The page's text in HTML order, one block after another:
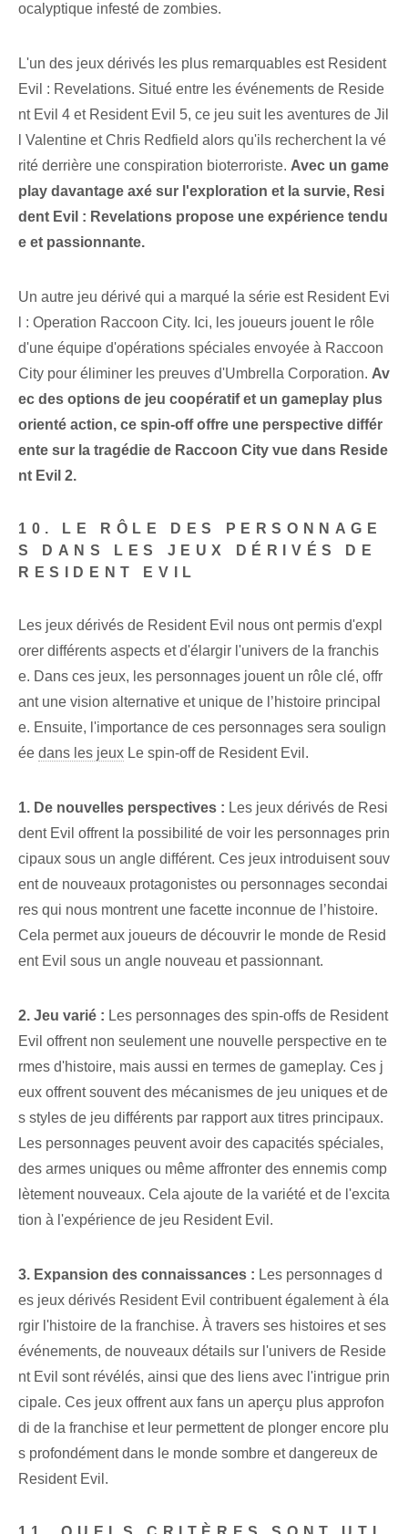
ocalyptique infesté de zombies.
L'un des jeux dérivés les plus remarquables est Resident
Evil : Revelations. Situé entre les événements de Reside
nt Evil 4 et Resident Evil 5, ce jeu suit les aventures de Jil
l Valentine et Chris Redfield alors qu'ils recherchent la vé
rité derrière une conspiration bioterroriste. Avec un game
play davantage axé sur l'exploration et la survie, Resi
dent Evil : Revelations propose une expérience tendu
e et passionnante.
Un autre jeu dérivé qui a marqué la série est Resident Evi
l : Operation Raccoon City. Ici, les joueurs jouent le rôle
d'une équipe d'opérations spéciales envoyée à Raccoon
City pour éliminer les preuves d'Umbrella Corporation. Av
ec des options de jeu coopératif et un gameplay plus
orienté action, ce spin-off offre une perspective différ
ente sur la tragédie de Raccoon City vue dans Reside
nt Evil 2.
10. LE RÔLE DES PERSONNAGE
S DANS LES JEUX DÉRIVÉS DE
RESIDENT EVIL
Les jeux dérivés de Resident Evil nous ont permis d'expl
orer différents aspects et d'élargir l'univers de la franchis
e. Dans ces jeux, les personnages jouent un rôle clé, offr
ant une vision alternative et unique de l’histoire principal
e. Ensuite, l'importance de ces personnages sera soulign
ée dans les jeux Le spin-off de Resident Evil.
1. De nouvelles perspectives : Les jeux dérivés de Resi
dent Evil offrent la possibilité de voir les personnages prin
cipaux sous un angle différent. Ces jeux introduisent souv
ent de nouveaux protagonistes ou personnages secondai
res qui nous montrent une facette inconnue de l’histoire.
Cela permet aux joueurs de découvrir le monde de Resid
ent Evil sous un angle nouveau et passionnant.
2. Jeu varié : Les personnages des spin-offs de Resident
Evil offrent non seulement une nouvelle perspective en te
rmes d'histoire, mais aussi en termes de gameplay. Ces j
eux offrent souvent des mécanismes de jeu uniques et de
s styles de jeu différents par rapport aux titres principaux.
Les personnages peuvent avoir des capacités spéciales,
des armes uniques ou même affronter des ennemis comp
lètement nouveaux. Cela ajoute de la variété et de l'excita
tion à l'expérience de jeu Resident Evil.
3. Expansion des connaissances : Les personnages d
es jeux dérivés Resident Evil contribuent également à éla
rgir l'histoire de la franchise. À travers ses histoires et ses
événements, de nouveaux détails sur l'univers de Reside
nt Evil sont révélés, ainsi que des liens avec l'intrigue prin
cipale. Ces jeux offrent aux fans un aperçu plus approfon
di de la franchise et leur permettent de plonger encore plu
s profondément dans le monde sombre et dangereux de
Resident Evil.